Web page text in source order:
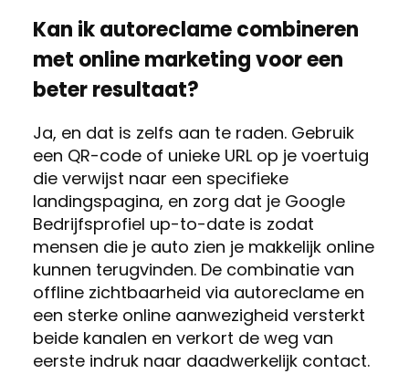
Kan ik autoreclame combineren
met online marketing voor een
beter resultaat?
Ja, en dat is zelfs aan te raden. Gebruik
een QR-code of unieke URL op je voertuig
die verwijst naar een specifieke
landingspagina, en zorg dat je Google
Bedrijfsprofiel up-to-date is zodat
mensen die je auto zien je makkelijk online
kunnen terugvinden. De combinatie van
offline zichtbaarheid via autoreclame en
een sterke online aanwezigheid versterkt
beide kanalen en verkort de weg van
eerste indruk naar daadwerkelijk contact.